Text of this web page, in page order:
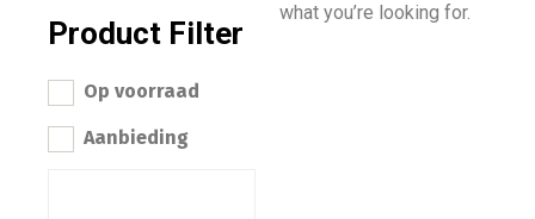
Product Filter
Op voorraad
Aanbieding
what you’re looking for.